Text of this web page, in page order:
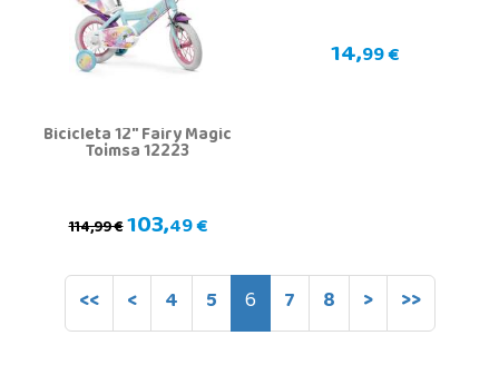
Bicicleta 12" Fairy Magic
Toimsa 12223
114,99 €103,49 €
14,99 €
<< < 4 5 6 7 8 > >>